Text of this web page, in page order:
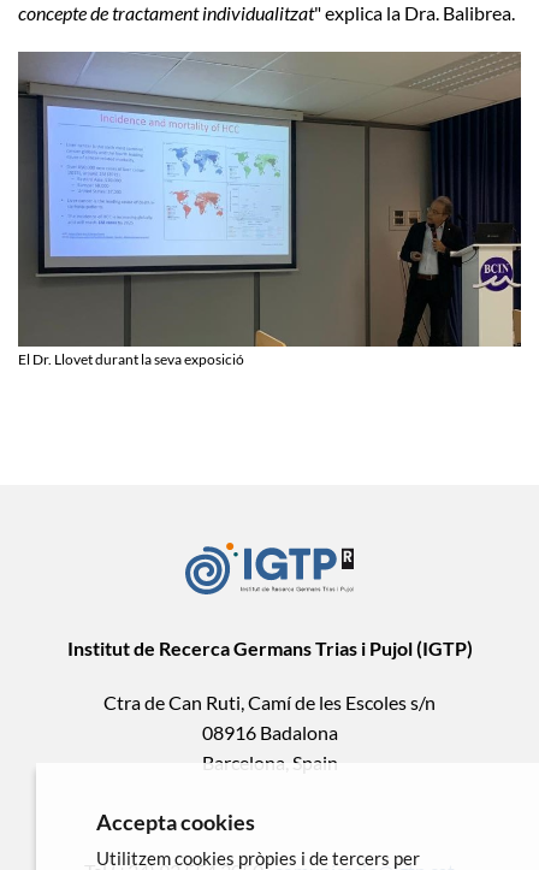
concepte de tractament individualitzat" explica la Dra. Balibrea.
El Dr. Llovet durant la seva exposició
Institut de Recerca Germans Trias i Pujol (IGTP)
Ctra de Can Ruti, Camí de les Escoles s/n
08916 Badalona
Barcelona, Spain
Accepta cookies
Utilitzem cookies pròpies i de tercers per